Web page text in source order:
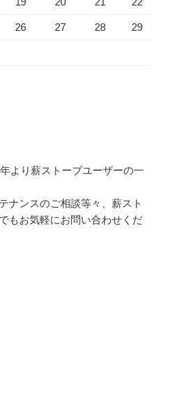
26 27 28 29
より薪ストーブユーザーの一
ナンスのご相談等々、薪スト
もお気軽にお問い合わせくだ